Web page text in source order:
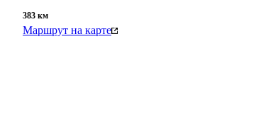
383 км
Маршрут на карте